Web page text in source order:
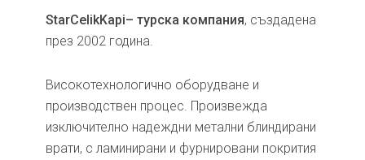
StarCelikKapi– турска компания, създадена
през 2002 година.
Високотехнологично оборудване и
производствен процес. Произвежда
изключително надеждни метални блиндирани
врати, с ламинирани и фурнировани покрития